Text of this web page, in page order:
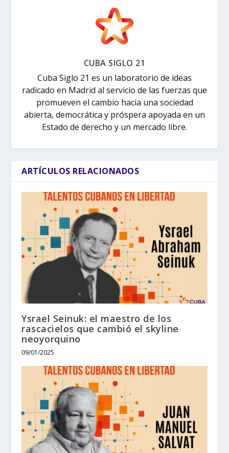
CUBA SIGLO 21
Cuba Siglo 21 es un laboratorio de ideas
radicado en Madrid al servicio de las fuerzas que
promueven el cambio hacia una sociedad
abierta, democrática y próspera apoyada en un
Estado de derecho y un mercado libre.
ARTÍCULOS RELACIONADOS
Ysrael Seinuk: el maestro de los
rascacielos que cambió el skyline
neoyorquino
09/01/2025